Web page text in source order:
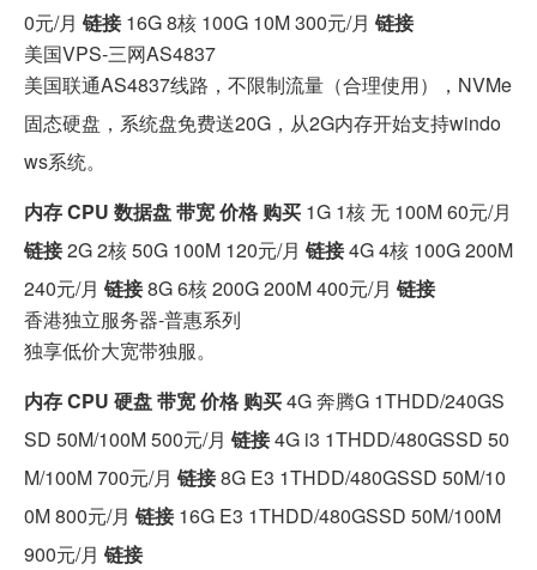
0元/月 链接16G 8核 100G 10M 300元/月 链接
美国VPS-三网AS4837
美国联通AS4837线路，不限制流量（合理使用），NVMe
固态硬盘，系统盘免费送20G，从2G内存开始支持windo
ws系统。
内存CPU 数据盘带宽价格 购买 1G 1核 无 100M 60元/月
链接2G 2核 50G 100M 120元/月 链接4G 4核 100G 200M
240元/月 链接8G 6核 200G 200M 400元/月 链接
香港独立服务器-普惠系列
独享低价大宽带独服。
内存CPU 硬盘带宽价格 购买4G 奔腾G 1THDD/240GS
SD 50M/100M 500元/月 链接4G i3 1THDD/480GSSD 50
M/100M 700元/月 链接8G E3 1THDD/480GSSD 50M/10
0M 800元/月 链接16G E3 1THDD/480GSSD 50M/100M
900元/月 链接